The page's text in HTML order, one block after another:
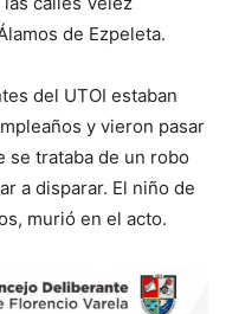
de Ezpeleta.
del UTOI estaban
y vieron pasar
se trataba de un robo
a disparar. El niño de
murió en el acto.